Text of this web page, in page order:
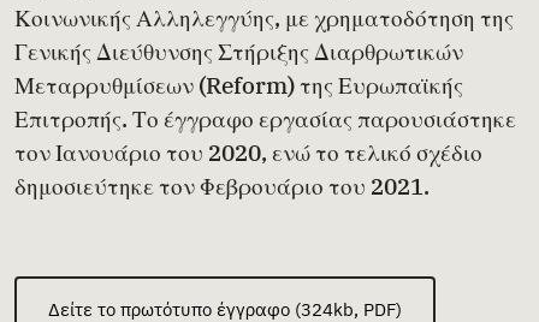
Κοινωνικής Αλληλεγγύης, με χρηματοδότηση της
Γενικής Διεύθυνσης Στήριξης Διαρθρωτικών
Μεταρρυθμίσεων (Reform) της Ευρωπαϊκής
Επιτροπής. Το έγγραφο εργασίας παρουσιάστηκε
τον Ιανουάριο του 2020, ενώ το τελικό σχέδιο
δημοσιεύτηκε τον Φεβρουάριο του 2021.
Δείτε το πρωτότυπο έγγραφο (324kb, PDF)